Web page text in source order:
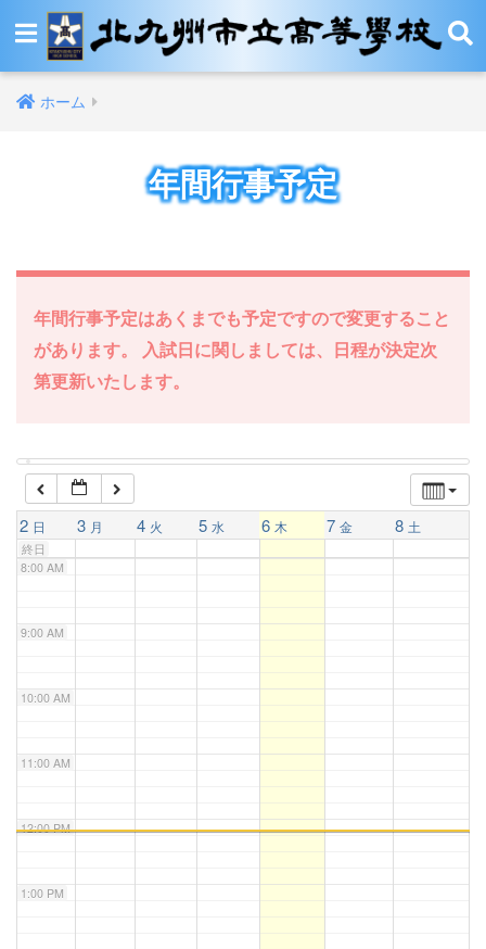
ホーム
年間行事予定
年間行事予定はあくまでも予定ですので変更すること
があります。 入試日に関しましては、日程が決定次
第更新いたします。
2 日 3 月 4 火 5 水 6 木 7 金 8 土
終日
12:00 AM
1:00 AM
4:00 AM
5:00 AM
7:00 AM
8:00 AM
9:00 AM
10:00 AM
11:00 AM
12:00 PM
1:00 PM